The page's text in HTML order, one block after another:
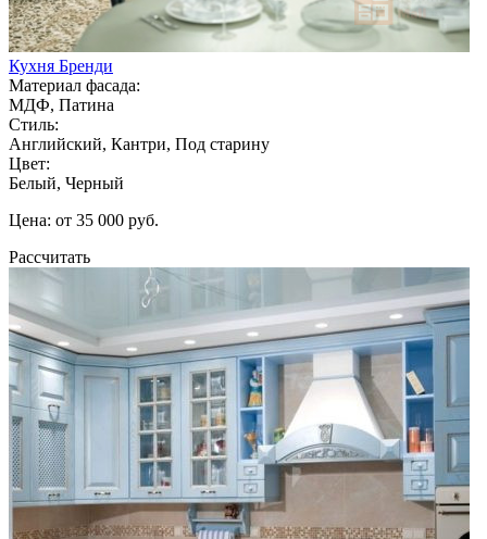
Кухня Бренди
Материал фасада:
МДФ, Патина
Стиль:
Английский, Кантри, Под старину
Цвет:
Белый, Черный
Цена: от 35 000 руб.
Рассчитать